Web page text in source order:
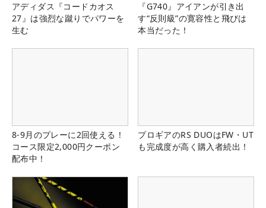
アディダス『コードカオス
27』は強烈な蹴りでパワーを
生む
『G740』アイアンが引き出
す“反則級”の寛容性と飛びは
本当だった！
8-9月のプレーに2回使える！
コース限定2,000円クーポン
配布中！
プロギアのRS DUOはFW・UT
も完成度が高く購入者続出！